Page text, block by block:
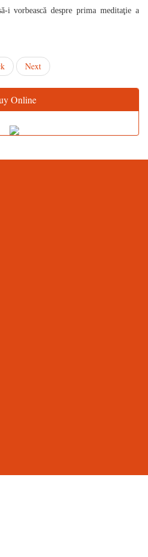
vorbească despre prima meditaţie a
Next
Online